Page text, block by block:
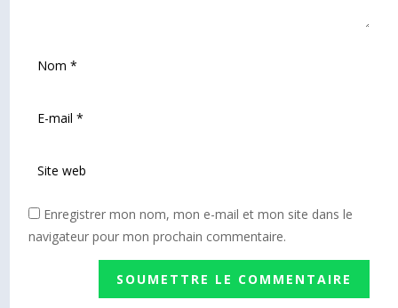
Enregistrer mon nom, mon e-mail et mon site dans le
navigateur pour mon prochain commentaire.
SOUMETTRE LE COMMENTAIRE